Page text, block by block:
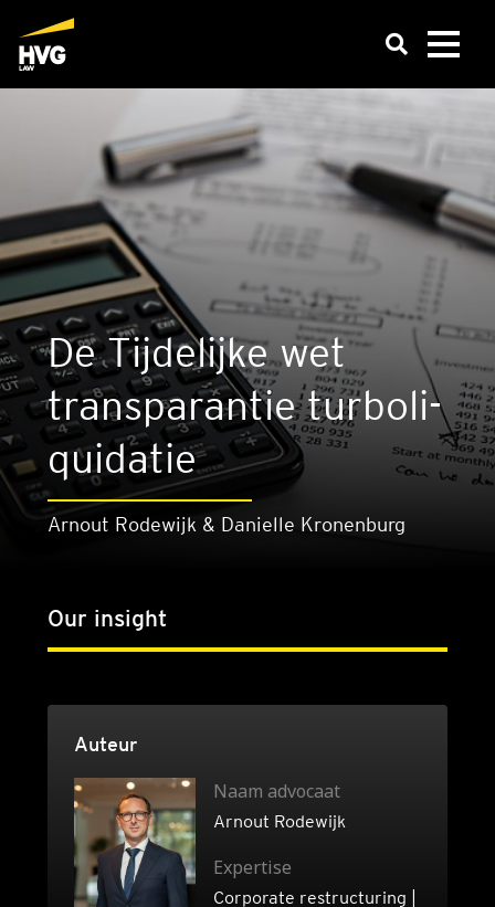
De Tij­de­lij­ke wet
trans­pa­ran­tie tur­bo­li­
qui­da­tie
Arnout Rodewijk & Danielle Kronenburg
Our insight
Auteur
Naam advocaat
Arnout Rodewijk
Expertise
Corporate restructuring |